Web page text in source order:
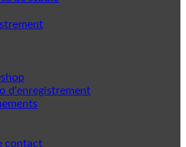
d'enregistrement
contact